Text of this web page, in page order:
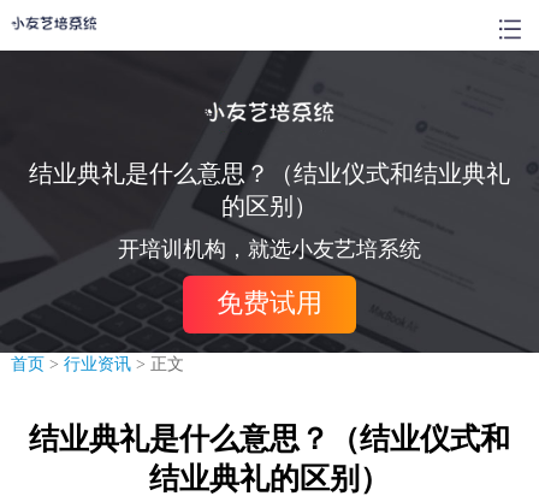
结业典礼是什么意思？（结业仪式和结业典礼
的区别）
开培训机构，就选小友艺培系统
免费试用
首页> 行业资讯> 正文
结业典礼是什么意思？（结业仪式和
结业典礼的区别）